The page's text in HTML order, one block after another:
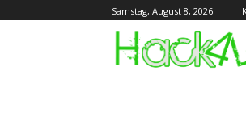
Samstag, August 8, 2026